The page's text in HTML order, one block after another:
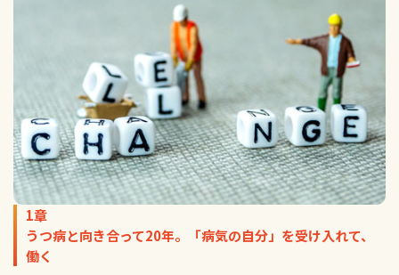
1章
うつ病と向き合って20年。「病気の自分」を受け入れて、
働く